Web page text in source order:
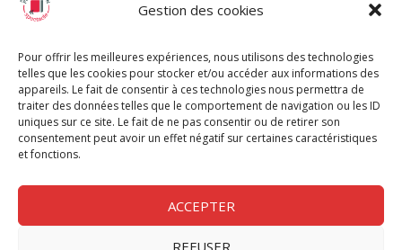
Gestion des cookies
Pour offrir les meilleures expériences, nous utilisons des technologies
telles que les cookies pour stocker et/ou accéder aux informations des
appareils. Le fait de consentir à ces technologies nous permettra de
traiter des données telles que le comportement de navigation ou les ID
uniques sur ce site. Le fait de ne pas consentir ou de retirer son
consentement peut avoir un effet négatif sur certaines caractéristiques
et fonctions.
ACCEPTER
REFUSER
Chèque Intermittents
Chèque Compta
Chèque Emploi Spectacle
G-Pods
Profession Audio-visuel